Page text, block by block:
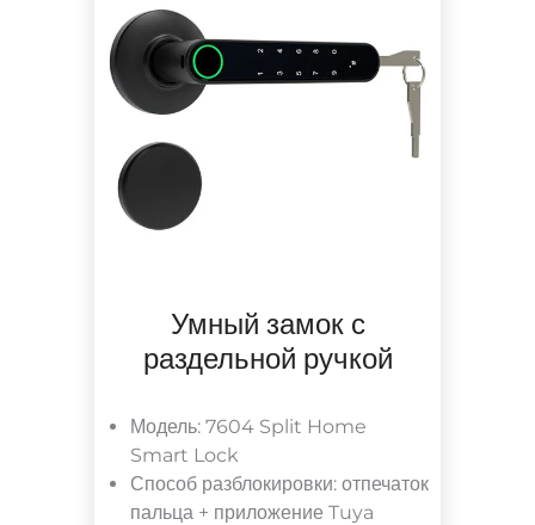
Умный замок с
раздельной ручкой
Модель: 7604 Split Home
Smart Lock
Способ разблокировки: отпечаток
пальца + приложение Tuya